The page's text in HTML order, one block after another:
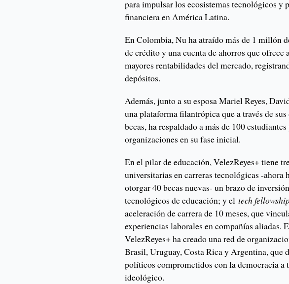
para impulsar los ecosistemas tecnológicos y
financiera en América Latina.
En Colombia, Nu ha atraído más de 1 millón
de crédito y una cuenta de ahorros que ofrece
mayores rentabilidades del mercado,
depósitos.
Además, junto a su esposa Mariel Reyes,
una plataforma filantrópica que a través de
becas, ha respaldado a más de 100
organizaciones en su fase inicial.
En el pilar de educación, VelezReyes+ tiene
universitarias en carreras tecnológicas -ahora
otorgar 40 becas nuevas- un brazo de
tecnológicos de educación; y eltech
aceleración de carrera de 10 meses, que
experiencias laborales en compañías aliadas.
VelezReyes+ ha creado una red de
Brasil, Uruguay, Costa Rica y Argentina, que
políticos comprometidos con la democracia a
ideológico.